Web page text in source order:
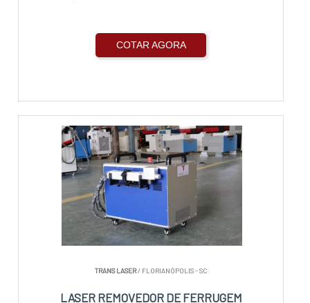
COTAR AGORA
TRANS LASER/ FLORIANÓPOLIS - SC
LASER REMOVEDOR DE FERRUGEM